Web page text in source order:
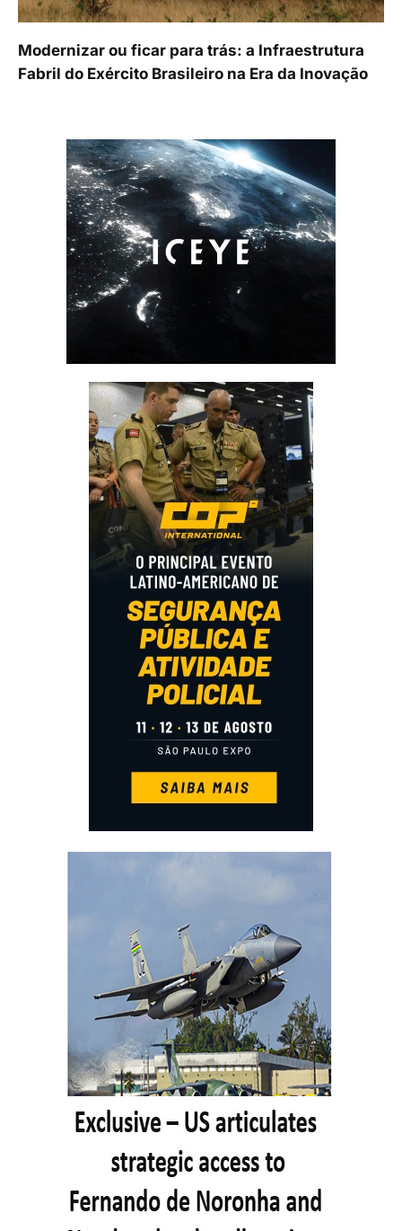
Modernizar ou ficar para trás: a Infraestrutura
Fabril do Exército Brasileiro na Era da Inovação